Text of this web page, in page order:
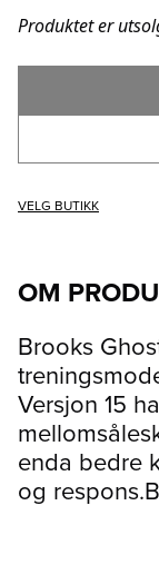
Produktet er
VELG BUTIKK
OM
Brooks
Versjon 15
enda bedre
og